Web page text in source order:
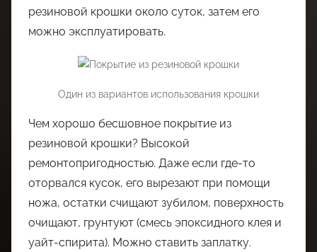
резиновой крошки около суток, затем его
можно эксплуатировать.
Один из вариантов использования крошки
Чем хорошо бесшовное покрытие из
резиновой крошки? Высокой
ремонтопригодностью. Даже если где-то
оторвался кусок, его вырезают при помощи
ножа, остатки счищают зубилом, поверхность
очищают, грунтуют (смесь эпоксидного клея и
уайт-спирита). Можно ставить заплатку.